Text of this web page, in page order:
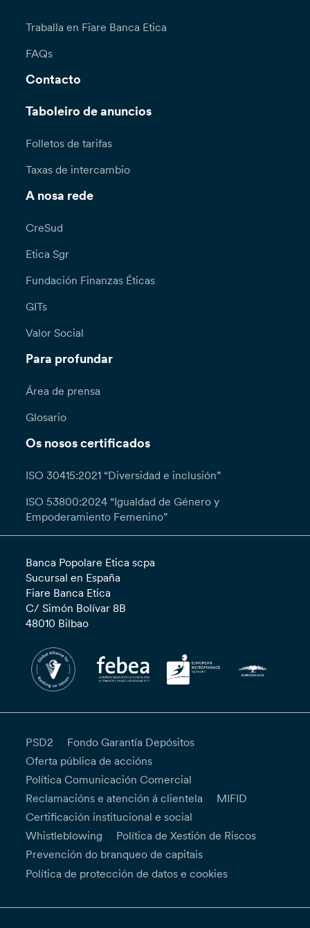
Traballa en Fiare Banca Etica
FAQs
Contacto
Taboleiro de anuncios
Folletos de tarifas
Taxas de intercambio
A nosa rede
CreSud
Etica Sgr
Fundación Finanzas Éticas
GITs
Valor Social
Para profundar
Área de prensa
Glosario
Os nosos certificados
ISO 30415:2021 “Diversidad e inclusión”
ISO 53800:2024 “Igualdad de Género y
Empoderamiento Femenino”
Banca Popolare Etica scpa
Sucursal en España
Fiare Banca Etica
C/ Simón Bolívar 8B
48010 Bilbao
PSD2
Fondo Garantía Depósitos
Oferta pública de accións
Política Comunicación Comercial
Reclamacións e atención á clientela
MIFID
Certificación institucional e social
Whistleblowing
Política de Xestión de Riscos
Prevención do branqueo de capitais
Política de protección de datos e cookies